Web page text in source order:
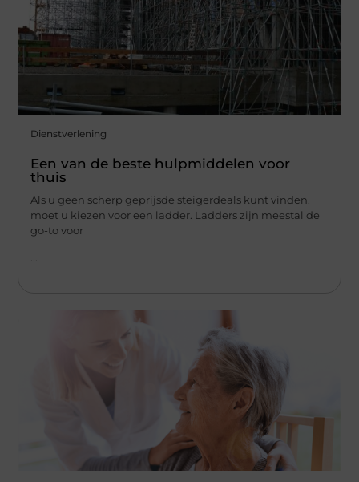
Dienstverlening
Een van de beste hulpmiddelen voor
thuis
Als u geen scherp geprijsde steigerdeals kunt vinden,
moet u kiezen voor een ladder. Ladders zijn meestal de
go-to voor